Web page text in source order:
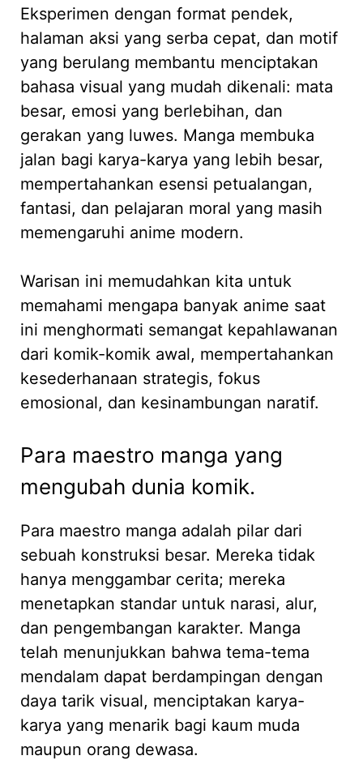
Eksperimen dengan format pendek,
halaman aksi yang serba cepat, dan motif
yang berulang membantu menciptakan
bahasa visual yang mudah dikenali: mata
besar, emosi yang berlebihan, dan
gerakan yang luwes. Manga membuka
jalan bagi karya-karya yang lebih besar,
mempertahankan esensi petualangan,
fantasi, dan pelajaran moral yang masih
memengaruhi anime modern.
Warisan ini memudahkan kita untuk
memahami mengapa banyak anime saat
ini menghormati semangat kepahlawanan
dari komik-komik awal, mempertahankan
kesederhanaan strategis, fokus
emosional, dan kesinambungan naratif.
Para maestro manga yang
mengubah dunia komik.
Para maestro manga adalah pilar dari
sebuah konstruksi besar. Mereka tidak
hanya menggambar cerita; mereka
menetapkan standar untuk narasi, alur,
dan pengembangan karakter. Manga
telah menunjukkan bahwa tema-tema
mendalam dapat berdampingan dengan
daya tarik visual, menciptakan karya-
karya yang menarik bagi kaum muda
maupun orang dewasa.